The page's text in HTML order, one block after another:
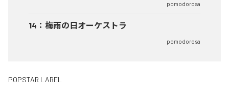
pomodorosa
14 ： 梅雨の日オーケストラ
pomodorosa
POPSTAR LABEL